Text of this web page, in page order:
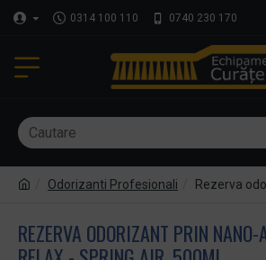
0314 100 110 0740 230 170
Odorizanti Profesionali Rezerva
REZERVA ODORIZANT PRIN